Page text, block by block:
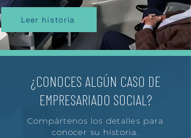
Leer historia
¿CONOCES ALGÚN CASO DE
EMPRESARIADO SOCIAL?
Compártenos los detalles para
conocer su historia.